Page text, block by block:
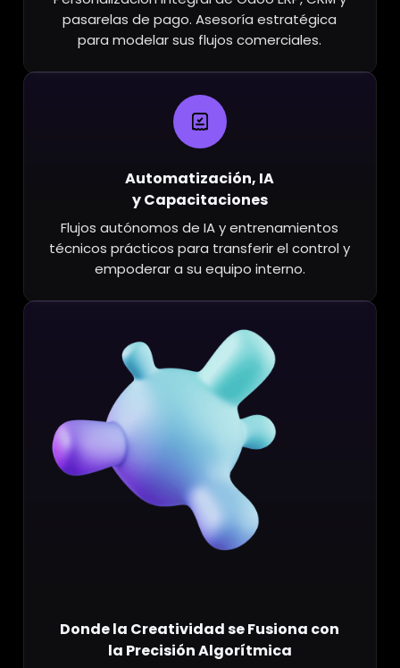
pasarelas de pago. Asesoría estratégica
para modelar sus flujos comerciales.
Automatización, IA
y Capacitaciones
Flujos autónomos de IA y entrenamientos
técnicos prácticos para transferir el control y
empoderar a su equipo interno.
Donde la Creatividad se Fusiona con
la Precisión Algorítmica